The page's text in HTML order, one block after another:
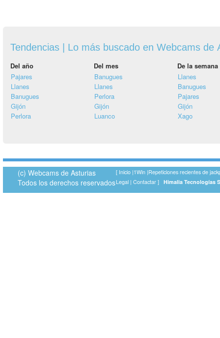
Tendencias | Lo más buscado en Webcams de
Del año Del mes
De la semana
Pajares
Llanes
Banugues
Gijón
Perlora
Banugues
Llanes
Perlora
Gijón
Luanco
Llanes
Banugues
Pajares
Gijón
Xago
(c) Webcams de Asturias
Todos los derechos reservados
[ Inicio |1Win |Repeticiones recientes de
Legal | Contactar Himalia Tecnologías